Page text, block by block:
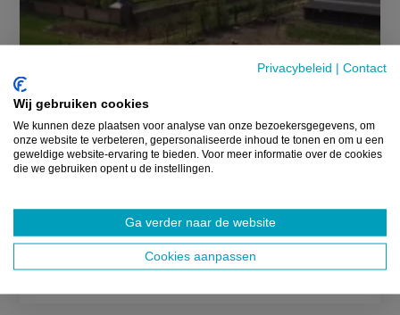
Privacybeleid | Contact
Wij gebruiken cookies
We kunnen deze plaatsen voor analyse van onze bezoekersgegevens, om
onze website te verbeteren, gepersonaliseerde inhoud te tonen en om u een
geweldige website-ervaring te bieden. Voor meer informatie over de cookies
die we gebruiken opent u de instellingen.
Ga verder naar de website
Cookies aanpassen
Abdij van Averbode bezint zich over
rundveetoekomst